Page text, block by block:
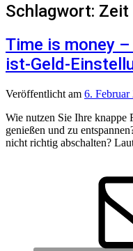
Schlagwort: Zeit
Time is money
ist-Geld-
Veröffentlicht am 6. Februar
Wie nutzen Sie Ihre knappe
genießen und zu
nicht richtig abschalten?